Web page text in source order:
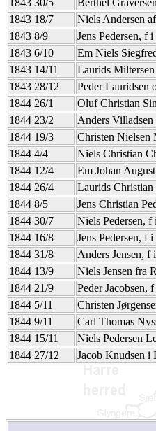
1843 18/7
Niels Andersen
1843 8/9
Jens Pedersen, f
1843 6/10
Em Niels
1843 14/11
Laurids
1843 28/12
Peder Lauridsen
1844 26/1
Oluf Christian
1844 23/2
Anders
1844 19/3
Christen Nielsen
1844 4/4
Niels Christian
1844 12/4
Em Johan
1844 26/4
Laurids
1844 8/5
Jens Christian
1844 30/7
Niels Pedersen, f
1844 16/8
Jens Pedersen, f
1844 31/8
Anders Jensen,
1844 13/9
Niels Jensen fra
1844 21/9
Peder
1844 5/11
Christen
1844 9/11
Carl Thomas
1844 15/11
Niels Pedersen
1844 27/12
Jacob Knudsen i